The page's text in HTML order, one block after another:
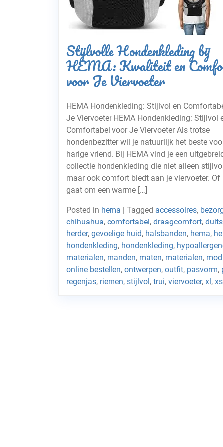
Stijlvolle Hondenkleding bij
HEMA: Kwaliteit en
voor Je Viervoeter
HEMA Hondenkleding: Stijlvol en
Je Viervoeter HEMA Hondenkleding: Stijlvol
Comfortabel voor Je Viervoeter Als trotse
hondenbezitter wil je natuurlijk het beste
harige vriend. Bij HEMA vind je een
collectie hondenkleding die niet alleen
maar ook comfort biedt aan je viervoeter. Of
gaat om een warme […]
Posted in hema | Tagged accessoires,
chihuahua, comfortabel, draagcomfort,
herder, gevoelige huid, halsbanden, hema,
hondenkleding, hondenkleding,
materialen, manden, maten, materialen,
online bestellen, ontwerpen, outfit, pasvorm,
regenjas, riemen, stijlvol, trui, viervoeter, xl, xs